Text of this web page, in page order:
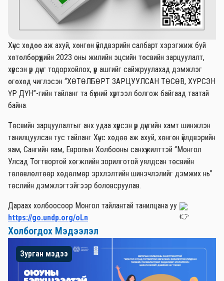
Хүнс хөдөө аж ахуй, хөнгөн үйлдвэрийн салбарт хэрэгжиж буй
хөтөлбөрүүдийн 2023 оны жилийн эцсийн төсвийн зарцуулалт,
хүрсэн үр дүнг тодорхойлох, үр ашгийг сайжруулахад дэмжлэг
өгөхөд чиглэсэн “ХӨТӨЛБӨРТ ЗАРЦУУЛСАН ТӨСӨВ, ХҮРСЭН
ҮР ДҮН”-гийн тайланг та бүхний хүртээл болгож байгаад таатай
байна.
Төсвийн зарцуулалтыг анх удаа хүрсэн үр дүнгийн хамт шинжлэн
танилцуулсан тус тайланг Хүнс хөдөө аж ахуй, хөнгөн үйлдвэрийн
яам, Сангийн яам, Европын Холбооны санхүүжилттэй “Монгол
Улсад Тогтвортой хөгжлийн зорилготой уялдсан төсвийн
төлөвлөлтөөр хөдөлмөр эрхлэлтийн шинэчлэлийг дэмжих нь”
төслийн дэмжлэгтэйгээр боловсруулав.
Дараах холбоосоор Монгол тайлантай танилцана уу
https://go.undp.org/oLn
Холбогдох Мэдээлэл
Зурган мэдээ